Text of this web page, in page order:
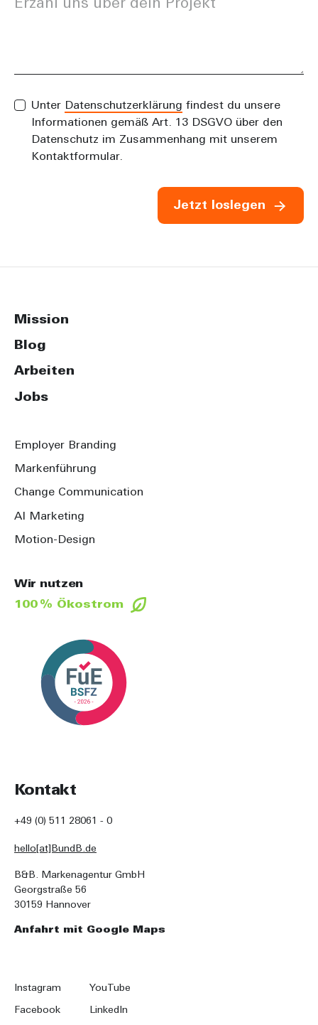
Unter Datenschutzerklärung findest du unsere
Informationen gemäß Art. 13 DSGVO über den
Datenschutz im Zusammenhang mit unserem
Kontaktformular.
Jetzt loslegen
Mission
Blog
Arbeiten
Jobs
Kontakt
+49 (0) 511 28061 - 0
hello[at]BundB.de
B&B. Markenagentur GmbH
Georgstraße 56
30159 Hannover
Anfahrt mit Google Maps
Wir nutzen
100 % Ökostrom
Employer Branding
Markenführung
Change Communication
AI Marketing
Motion-Design
Instagram YouTube
Facebook LinkedIn